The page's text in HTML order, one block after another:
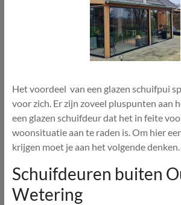
Het voordeel van een glazen schuifpui
voor zich. Er zijn zoveel pluspunten aan
een glazen schuifdeur dat het in feite
woonsituatie aan te raden is. Om hier
krijgen moet je aan het volgende denken.
Schuifdeuren buiten
Wetering